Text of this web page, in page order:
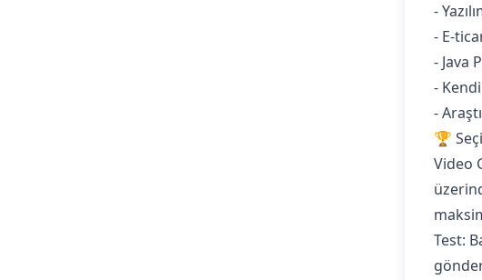
-
- E-
- Java
-
-
🏆
Video
Test: